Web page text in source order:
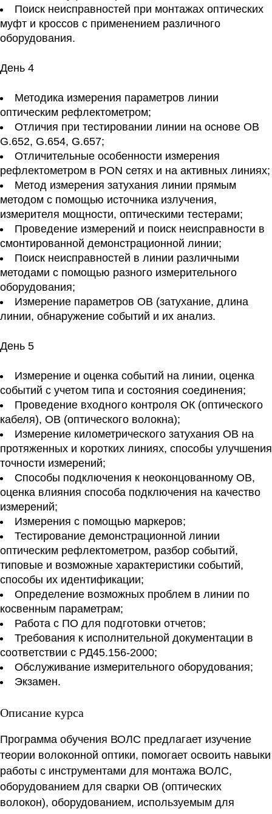
Поиск неисправностей при монтажах оптических
муфт и кроссов с применением различного
оборудования.
День 4
Методика измерения параметров линии
оптическим рефлектометром;
Отличия при тестировании линии на основе ОВ
G.652, G.654, G.657;
Отличительные особенности измерения
рефлектометром в PON сетях и на активных линиях;
Метод измерения затухания линии прямым
методом с помощью источника излучения,
измерителя мощности, оптическими тестерами;
Проведение измерений и поиск неисправности в
смонтированной демонстрационной линии;
Поиск неисправностей в линии различными
методами с помощью разного измерительного
оборудования;
Измерение параметров ОВ (затухание, длина
линии, обнаружение событий и их анализ.
День 5
Измерение и оценка событий на линии, оценка
событий с учетом типа и состояния соединения;
Проведение входного контроля ОК (оптического
кабеля), ОВ (оптического волокна);
Измерение километрического затухания ОВ на
протяженных и коротких линиях, способы улучшения
точности измерений;
Способы подключения к неоконцованному ОВ,
оценка влияния способа подключения на качество
измерений;
Измерения с помощью маркеров;
Тестирование демонстрационной линии
оптическим рефлектометром, разбор событий,
типовые и возможные характеристики событий,
способы их идентификации;
Определение возможных проблем в линии по
косвенным параметрам;
Работа с ПО для подготовки отчетов;
Требования к исполнительной документации в
соответствии с РД45.156-2000;
Обслуживание измерительного оборудования;
Экзамен.
Описание курса
Программа обучения ВОЛС предлагает изучение
теории волоконной оптики, помогает освоить навыки
работы с инструментами для монтажа ВОЛС,
оборудованием для сварки ОВ (оптических
волокон), оборудованием, используемым для